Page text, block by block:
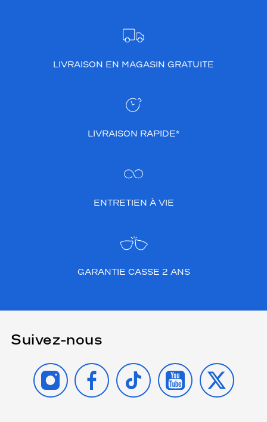
LIVRAISON EN MAGASIN GRATUITE
LIVRAISON RAPIDE*
ENTRETIEN À VIE
GARANTIE CASSE 2 ANS
Suivez-nous
INSTAGRAMFACEBOOK
TIKTOK YOUTUBE
X